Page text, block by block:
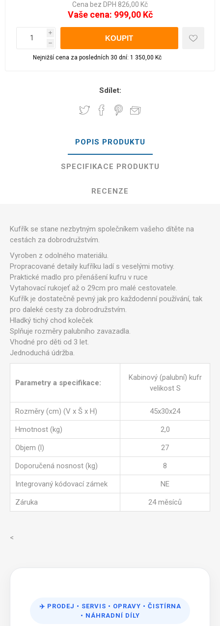
Cena bez DPH 826,00 Kč
Vaše cena: 999,00 Kč
i
h
Nejnižší cena za posledních 30 dní: 1 350,00 Kč
Sdílet:
POPIS PRODUKTU
SPECIFIKACE PRODUKTU
RECENZE
Kufřík se stane nezbytným společníkem vašeho dítěte na
cestách za dobrodružstvím.
Vyroben z odolného materiálu.
Propracované detaily kufříku ladí s veselými motivy.
Praktické madlo pro přenášení kufru v ruce
Vytahovací rukojeť až o 29cm pro malé cestovatele.
Kufřík je dostatečně pevný jak pro každodenní používání, tak
pro daleké cesty za dobrodružstvím.
Hladký tichý chod koleček
Splňuje rozměry palubního zavazadla.
Vhodné pro děti od 3 let.
Jednoduchá údržba.
Parametry a specifikace:
Kabinový (palubní) kufr
velikost S
Rozměry (cm) (V x Š x H) 45x30x24
Hmotnost (kg) 2,0
Objem (l) 27
Doporučená nosnost (kg) 8
Integrovaný kódovací zámek NE
Záruka 24 měsíců
<
✈️ PRODEJ • SERVIS • OPRAVY • ČISTÍRNA
• NÁHRADNÍ DÍLY